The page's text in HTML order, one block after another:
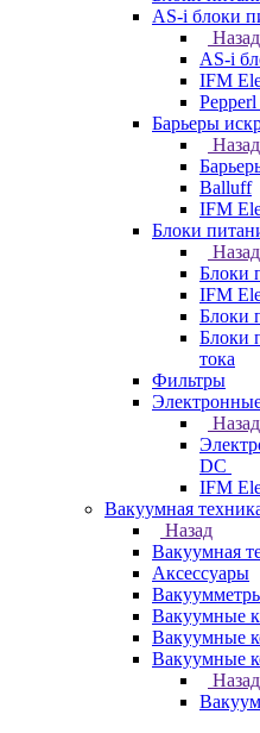
AS-i блоки
Назад
AS-i
IFM
Барьеры
Назад
Balluff
IFM
Блоки
Назад
Блоки
IFM
Блоки
Блоки
тока
Фильтры
Назад
DC
IFM
Вакуумная
Назад
Вакуумная
Аксессуары
Вакуумные
Вакуумные
Вакуумные
Назад